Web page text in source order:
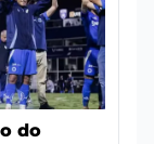
do